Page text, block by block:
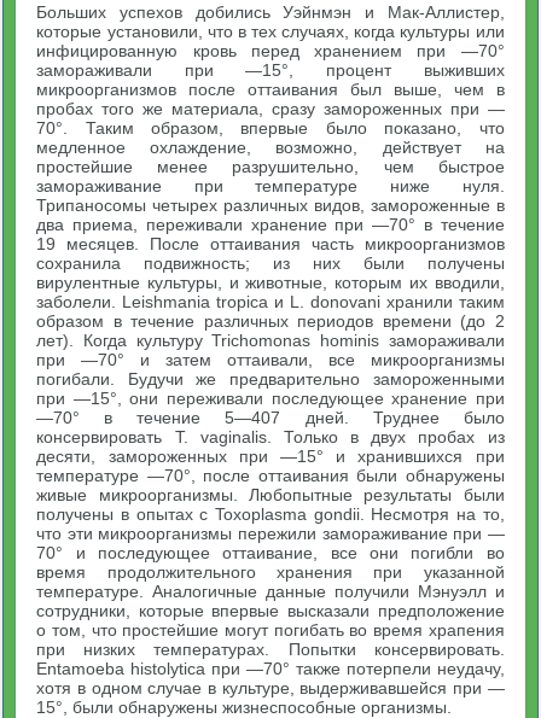
Больших успехов добились Уэйнмэн и Мак-Аллистер,
которые установили, что в тех случаях, когда культуры или
инфицированную кровь перед хранением при —70°
замораживали при —15°, процент выживших
микроорганизмов после оттаивания был выше, чем в
пробах того же материала, сразу замороженных при —
70°. Таким образом, впервые было показано, что
медленное охлаждение, возможно, действует на
простейшие менее разрушительно, чем быстрое
замораживание при температуре ниже нуля.
Трипаносомы четырех различных видов, замороженные в
два приема, переживали хранение при —70° в течение
19 месяцев. После оттаивания часть микроорганизмов
сохранила подвижность; из них были получены
вирулентные культуры, и животные, которым их вводили,
заболели. Leishmania tropica и L. donovani хранили таким
образом в течение различных периодов времени (до 2
лет). Когда культуру Trichomonas hominis замораживали
при —70° и затем оттаивали, все микроорганизмы
погибали. Будучи же предварительно замороженными
при —15°, они переживали последующее хранение при
—70° в течение 5—407 дней. Труднее было
консервировать Т. vaginalis. Только в двух пробах из
десяти, замороженных при —15° и хранившихся при
температуре —70°, после оттаивания были обнаружены
живые микроорганизмы. Любопытные результаты были
получены в опытах с Toxoplasma gondii. Несмотря на то,
что эти микроорганизмы пережили замораживание при —
70° и последующее оттаивание, все они погибли во
время продолжительного хранения при указанной
температуре. Аналогичные данные получили Мэнуэлл и
сотрудники, которые впервые высказали предположение
о том, что простейшие могут погибать во время храпения
при низких температурах. Попытки консервировать.
Entamoeba histolytica при —70° также потерпели неудачу,
хотя в одном случае в культуре, выдерживавшейся при —
15°, были обнаружены жизнеспособные организмы.